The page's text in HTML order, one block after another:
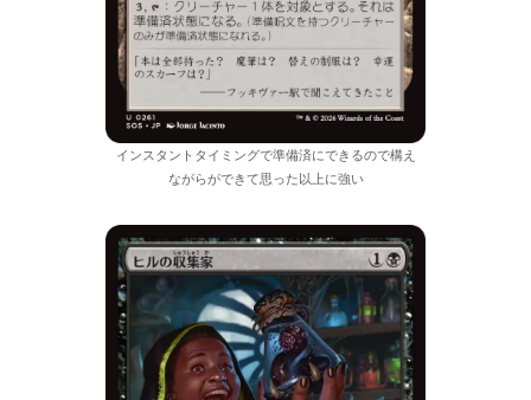
インスタントタイミングで準備済にできるので構え
ながらができて思った以上に強い